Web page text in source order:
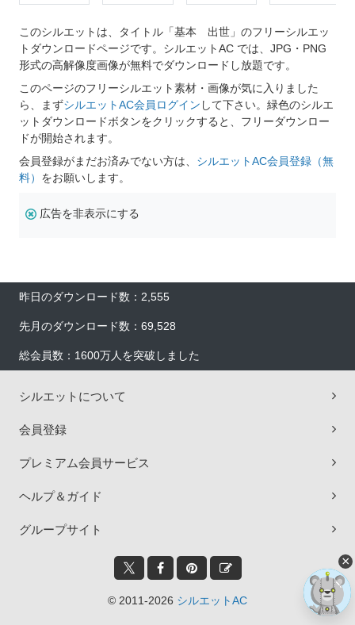
このシルエットは、タイトル「基本 出世」のフリーシルエッ
トダウンロードページです。シルエットAC では、JPG・PNG
形式の高解像度画像が無料でダウンロードし放題です。
このページのフリーシルエット素材・画像が気に入りました
ら、まずシルエットAC会員ログイン して下さい。緑色のシルエ
ットダウンロードボタンをクリックすると、フリーダウンロー
ドが開始されます。
会員登録がまだお済みでない方は、 シルエットAC会員登録（無
料） をお願いします。
広告を非表示にする
昨日のダウンロード数：2,555
先月のダウンロード数：69,528
総会員数：1600万人を突破しました
シルエットについて
会員登録
プレミアム会員サービス
ヘルプ＆ガイド
グループサイト
© 2011-2026 シルエットAC
×